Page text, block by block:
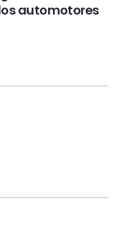
automotores